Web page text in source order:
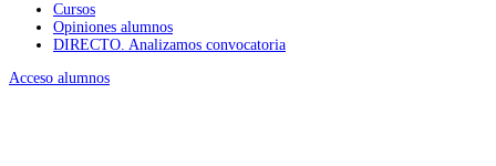
Cursos
Opiniones alumnos
DIRECTO. Analizamos convocatoria
Acceso alumnos